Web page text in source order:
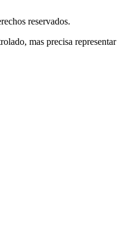
reservados.
mas precisa representar